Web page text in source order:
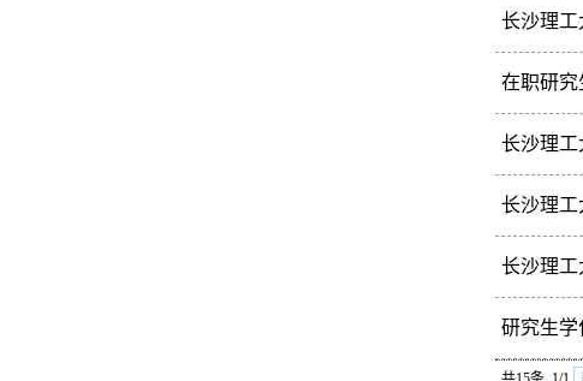
​详见附
长沙理工
点击附件
在职研究
09在职
长沙理工
具体见
长沙理工
具体见
长沙理工
具体见附
研究生学